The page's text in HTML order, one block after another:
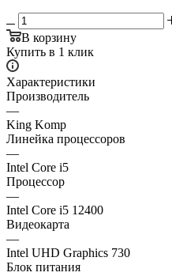
В корзину
Купить в 1 клик
Характеристики
Производитель
—
King Komp
Линейка процессоров
—
Intel Core i5
Процессор
—
Intel Core i5 12400
Видеокарта
—
Intel UHD Graphics 730
Блок питания